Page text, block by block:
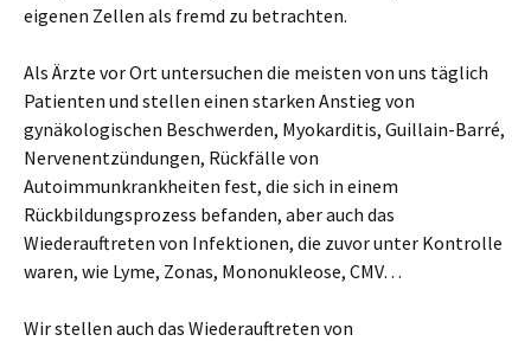
eigenen Zellen als fremd zu betrachten.
Als Ärzte vor Ort untersuchen die meisten von uns täglich
Patienten und stellen einen starken Anstieg von
gynäkologischen Beschwerden, Myokarditis, Guillain-Barré,
Nervenentzündungen, Rückfälle von
Autoimmunkrankheiten fest, die sich in einem
Rückbildungsprozess befanden, aber auch das
Wiederauftreten von Infektionen, die zuvor unter Kontrolle
waren, wie Lyme, Zonas, Mononukleose, CMV…
Wir stellen auch das Wiederauftreten von